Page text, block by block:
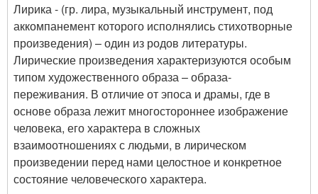
Лирика - (гр. лира, музыкальный инструмент, под
аккомпанемент которого исполнялись стихотворные
произведения) – один из родов литературы.
Лирические произведения характеризуются особым
типом художественного образа – образа-
переживания. В отличие от эпоса и драмы, где в
основе образа лежит многостороннее изображение
человека, его характера в сложных
взаимоотношениях с людьми, в лирическом
произведении перед нами целостное и конкретное
состояние человеческого характера.